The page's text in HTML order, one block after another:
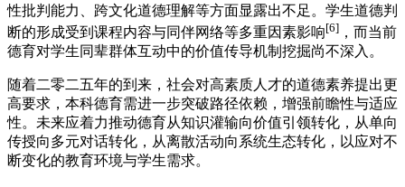
性批判能力、跨文化道德理解等方面显露出不足。学生道德判
断的形成受到课程内容与同伴网络等多重因素影响[6] ，而当前
德育对学生同辈群体互动中的价值传导机制挖掘尚不深入。
随着二零二五年的到来，社会对高素质人才的道德素养提出更
高要求，本科德育需进一步突破路径依赖，增强前瞻性与适应
性。未来应着力推动德育从知识灌输向价值引领转化，从单向
传授向多元对话转化，从离散活动向系统生态转化，以应对不
断变化的教育环境与学生需求。